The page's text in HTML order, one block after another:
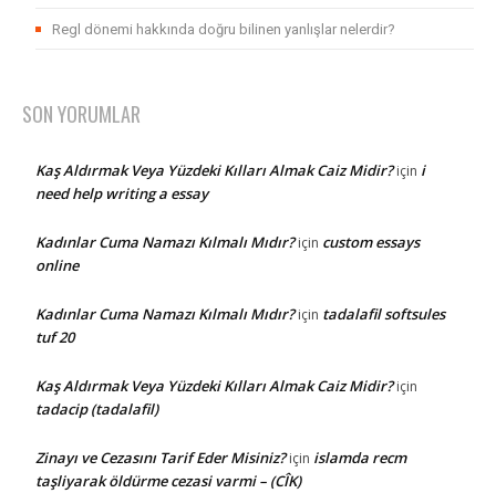
Regl dönemi hakkında doğru bilinen yanlışlar nelerdir?
SON YORUMLAR
Kaş Aldırmak Veya Yüzdeki Kılları Almak Caiz Midir?için i
need help writing a essay
Kadınlar Cuma Namazı Kılmalı Mıdır?için custom essays
online
Kadınlar Cuma Namazı Kılmalı Mıdır?için tadalafil softsules
tuf 20
Kaş Aldırmak Veya Yüzdeki Kılları Almak Caiz Midir?için
tadacip (tadalafil)
Zinayı ve Cezasını Tarif Eder Misiniz?için islamda recm
taşliyarak öldürme cezasi varmi – (CÎK)